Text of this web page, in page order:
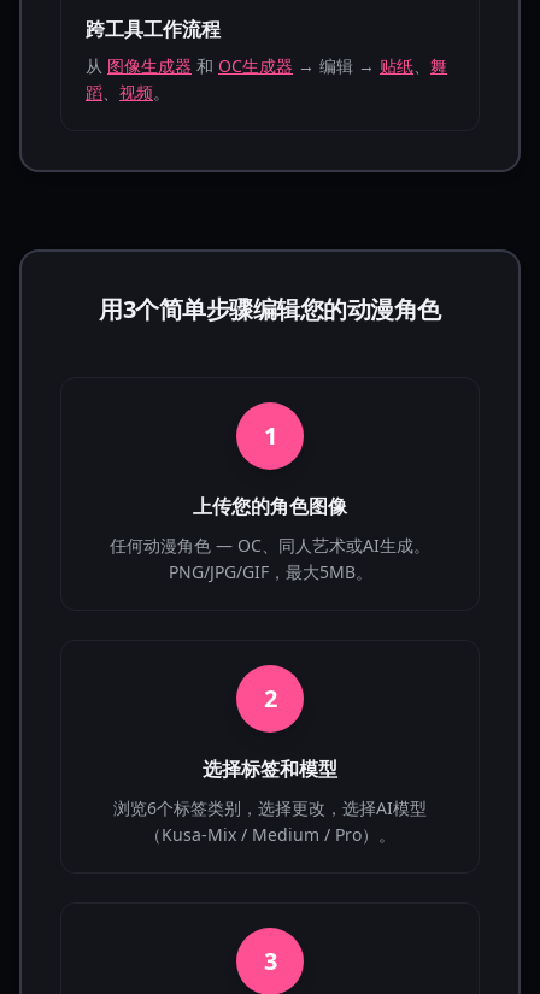
跨工具工作流程
从 图像生成器 和 OC生成器 → 编辑 → 贴纸
舞
蹈
视频。
用3个简单步骤编辑您的动漫角色
1
上传您的角色图像
任何动漫角色 — OC、同人艺术或AI生成。
PNG/JPG/GIF，最大5MB。
2
选择标签和模型
浏览6个标签类别，选择更改，选择AI模型
（Kusa-Mix / Medium / Pro）。
3